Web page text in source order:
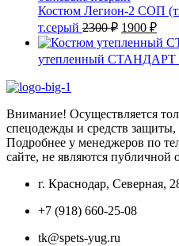
2500 ₽.
Костюм Легион-2 СОП
т.серый 2300₽
цена
составляла
2300 ₽.
1900 ₽
утепленный
Внимание! Осуществляется
спецодежды и средств защиты,
Подробнее у менеджеров по
сайте, не являются публичной
г. Краснодар, Северная,
+7 (918) 660-25-08
tk@spets-yug.ru